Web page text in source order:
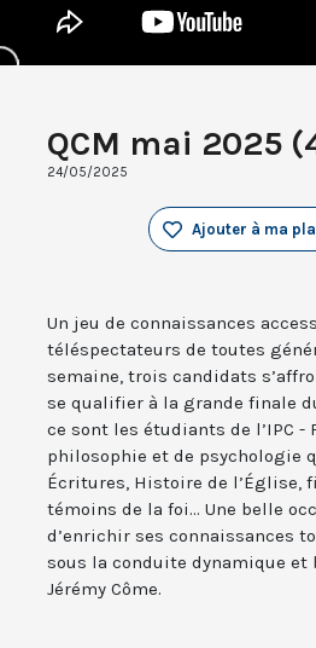
QCM mai 2025
24/05/2025
Ajouter à ma
Un jeu de connaissances
téléspectateurs de toutes
semaine, trois candidats
se qualifier à la grande finale
ce sont les étudiants de l’IPC -
philosophie et de psychologie
Écritures, Histoire de l’Église,
témoins de la foi... Une belle
d’enrichir ses connaissances
sous la conduite dynamique et
Jérémy Côme.